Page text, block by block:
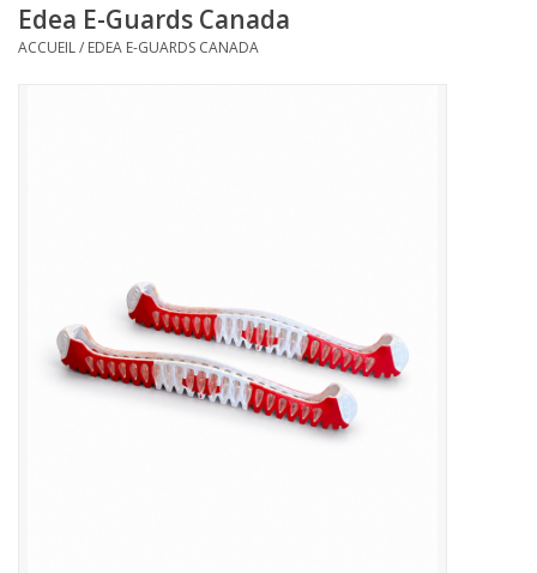
Hockey
Rendez-vous achat de patins
Edea E-Guards Canada
ACCUEIL/ EDEA E-GUARDS CANADA